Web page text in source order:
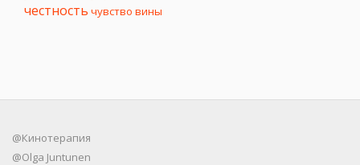
честность чувство вины
@Кинотерапия
@Olga Juntunen